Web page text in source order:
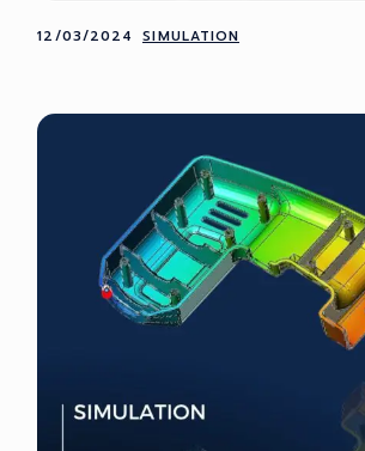
12/03/2024 SIMULATION